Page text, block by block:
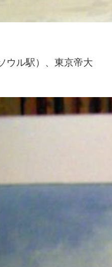
ウル駅）、東京帝大